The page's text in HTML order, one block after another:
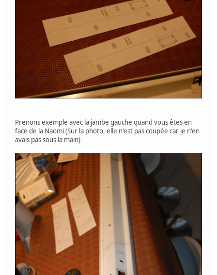
Prenons exemple avec la jambe gauche quand vous êtes en
face de la Naomi (Sur la photo, elle n'est pas coupée car je n'en
avais pas sous la main)